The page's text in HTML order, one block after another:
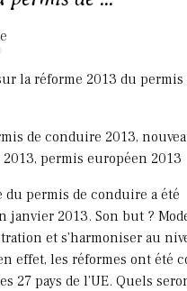
la réforme 2013 du permis
de conduire 2013,
permis européen 2013
du permis de conduire a été
janvier 2013. Son but ?
et s'harmoniser au
effet, les réformes ont été
27 pays de l'UE. Quels